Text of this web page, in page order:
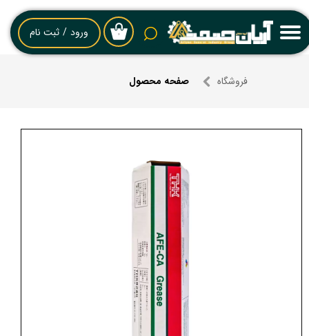
۰ ورود / ثبت نام
حساب کاربری من
خروج از حساب کاربری
فروشگاه صفحه محصول